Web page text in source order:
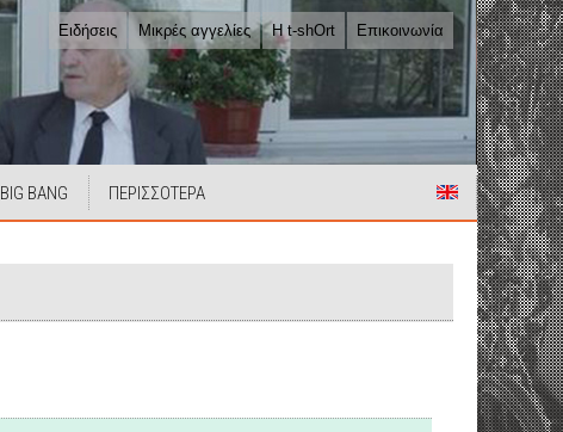
Ειδήσεις Μικρές αγγελίες Η t-shOrt Επικοινωνία
BIG BANG ΠΕΡΙΣΣΟΤΕΡΑ